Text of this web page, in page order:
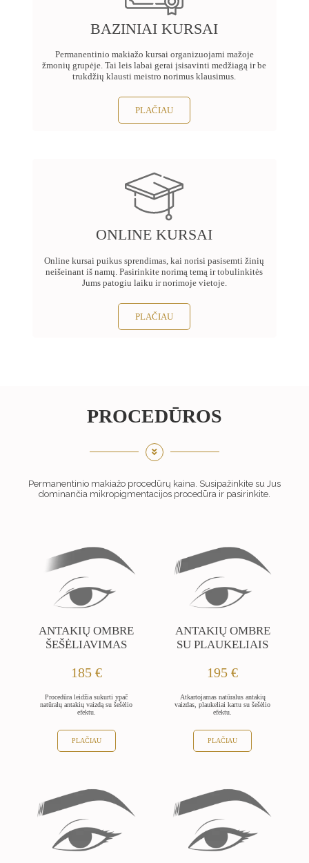
BAZINIAI KURSAI
Permanentinio makiažo kursai organizuojami mažoje
žmonių grupėje. Tai leis labai gerai įsisavinti medžiagą ir be
trukdžių klausti meistro norimus klausimus.
PLAČIAU
ONLINE KURSAI
Online kursai puikus sprendimas, kai norisi pasisemti žinių
neišeinant iš namų. Pasirinkite norimą temą ir tobulinkitės
Jums patogiu laiku ir norimoje vietoje.
PLAČIAU
PROCEDŪROS
Permanentinio makiažo procedūrų kaina. Susipažinkite su Jus
dominančia mikropigmentacijos procedūra ir pasirinkite.
ANTAKIŲ OMBRE
ŠEŠĖLIAVIMAS
185 €
Procedūra leidžia sukurti ypač
natūralų antakių vaizdą su šešėlio
efektu.
PLAČIAU
ANTAKIŲ OMBRE
SU PLAUKELIAIS
195 €
Atkartojamas natūralus antakių
vaizdas, plaukeliai kartu su šešėlio
efektu.
PLAČIAU